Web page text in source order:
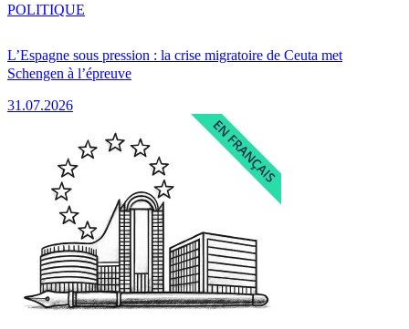
L’Espagne sous pression : la crise migratoire de Ceuta met
Schengen à l’épreuve
31.07.2026
POLITIQUE